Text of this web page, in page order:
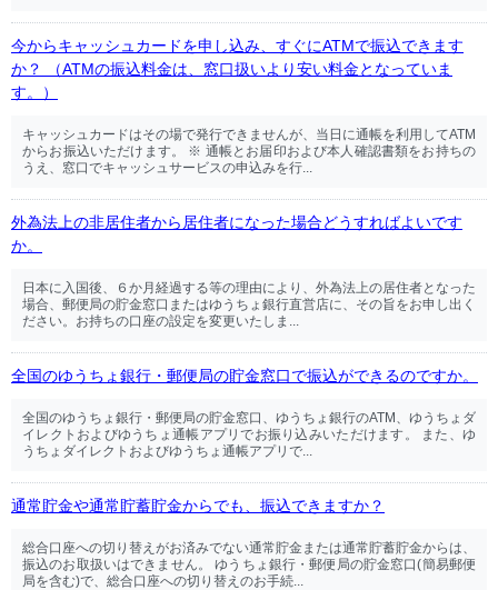
今からキャッシュカードを申し込み、すぐにATMで振込できます
か？ （ATMの振込料金は、窓口扱いより安い料金となっていま
す。）
キャッシュカードはその場で発行できませんが、当日に通帳を利用してATM
からお振込いただけます。 ※ 通帳とお届印および本人確認書類をお持ちの
うえ、窓口でキャッシュサービスの申込みを行...
外為法上の非居住者から居住者になった場合どうすればよいです
か。
日本に入国後、６か月経過する等の理由により、外為法上の居住者となった
場合、郵便局の貯金窓口またはゆうちょ銀行直営店に、その旨をお申し出く
ださい。お持ちの口座の設定を変更いたしま...
全国のゆうちょ銀行・郵便局の貯金窓口で振込ができるのですか。
全国のゆうちょ銀行・郵便局の貯金窓口、ゆうちょ銀行のATM、ゆうちょダ
イレクトおよびゆうちょ通帳アプリでお振り込みいただけます。 また、ゆ
うちょダイレクトおよびゆうちょ通帳アプリで...
通常貯金や通常貯蓄貯金からでも、振込できますか？
総合口座への切り替えがお済みでない通常貯金または通常貯蓄貯金からは、
振込のお取扱いはできません。 ゆうちょ銀行・郵便局の貯金窓口(簡易郵便
局を含む)で、総合口座への切り替えのお手続...